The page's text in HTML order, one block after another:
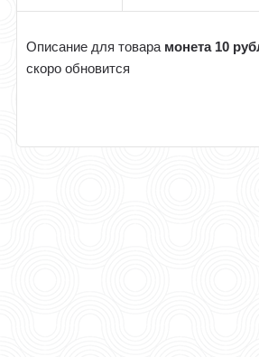
Описание для товара монета 10
скоро обновится